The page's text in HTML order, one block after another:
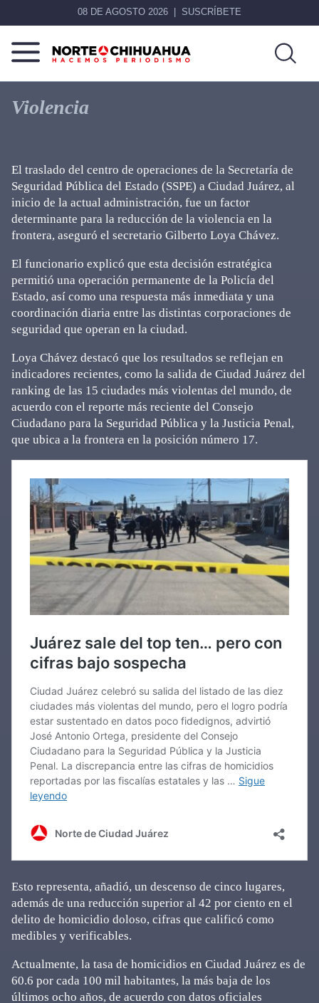
08 DE AGOSTO 2026 SUSCRÍBETE
Norte
Chihuahua
Más
que
noticias,
Violencia
El traslado del centro de operaciones de la Secretaría de
Seguridad Pública del Estado (SSPE) a Ciudad Juárez, al
inicio de la actual administración, fue un factor
determinante para la reducción de la violencia en la
frontera, aseguró el secretario Gilberto Loya Chávez.
El funcionario explicó que esta decisión estratégica
permitió una operación permanente de la Policía del
Estado, así como una respuesta más inmediata y una
coordinación diaria entre las distintas corporaciones de
seguridad que operan en la ciudad.
Loya Chávez destacó que los resultados se reflejan en
indicadores recientes, como la salida de Ciudad Juárez del
ranking de las 15 ciudades más violentas del mundo, de
acuerdo con el reporte más reciente del Consejo
Ciudadano para la Seguridad Pública y la Justicia Penal,
que ubica a la frontera en la posición número 17.
Esto representa, añadió, un descenso de cinco lugares,
además de una reducción superior al 42 por ciento en el
delito de homicidio doloso, cifras que calificó como
medibles y verificables.
Actualmente, la tasa de homicidios en Ciudad Juárez es de
60.6 por cada 100 mil habitantes, la más baja de los
últimos ocho años, de acuerdo con datos oficiales